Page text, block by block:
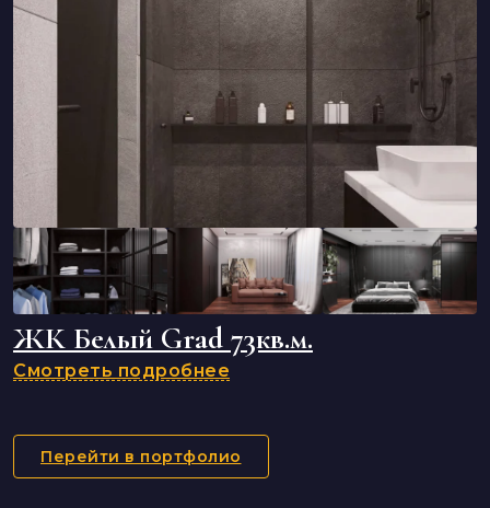
ЖК Белый Grad 73кв.м.
Смотреть подробнее
Перейти в портфолио